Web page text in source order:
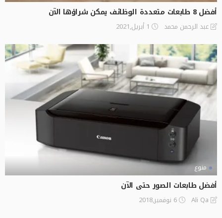
أفضل 8 طابعات متعددة الوظائف يمكن شراؤها الآن
عبد الرحمن محمد 1 أبريل,2021
منوع
أفضل طابعات الصور حتى الآن
Ali Qa 6 نوفمبر,2018